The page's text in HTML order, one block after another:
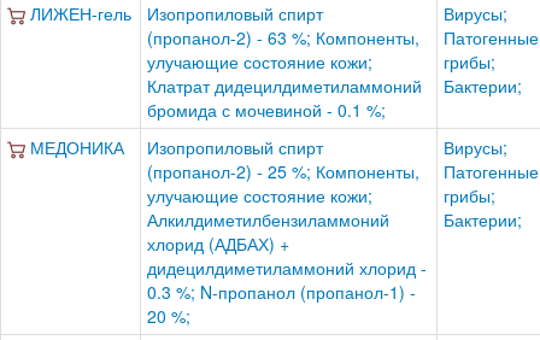
ЛИЖЕН-гель
Изопропиловый спирт
(пропанол-2) - 63 %; Компоненты,
улучающие состояние кожи;
Клатрат дидецилдиметиламмоний
бромида с мочевиной - 0.1 %;
Вирусы;
Патогенные
грибы;
Бактерии;
МЕДОНИКА
Изопропиловый спирт
(пропанол-2) - 25 %; Компоненты,
улучающие состояние кожи;
Алкилдиметилбензиламмоний
хлорид (АДБАХ) +
дидецилдиметиламмоний хлорид -
0.3 %; N-пропанол (пропанол-1) -
20 %;
Вирусы;
Патогенные
грибы;
Бактерии;